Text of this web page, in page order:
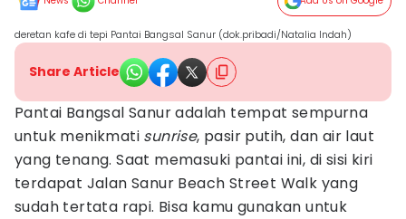
deretan kafe di tepi Pantai Bangsal Sanur (dok.pribadi/Natalia Indah)
Share Article
Pantai Bangsal Sanur adalah tempat sempurna
untuk menikmati sunrise, pasir putih, dan air laut
yang tenang. Saat memasuki pantai ini, di sisi kiri
terdapat Jalan Sanur Beach Street Walk yang
sudah tertata rapi. Bisa kamu gunakan untuk